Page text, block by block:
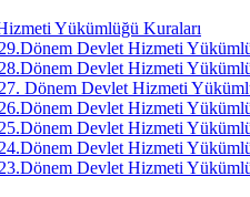
Yükümlüğü Kuraları
Devlet Hizmeti
Devlet Hizmeti
Dönem Devlet Hizmeti
Devlet Hizmeti
Devlet Hizmeti
Devlet Hizmeti
Devlet Hizmeti